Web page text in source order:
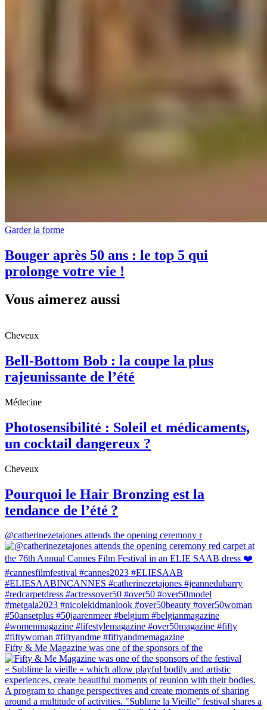
Garder la forme
Bouger après 50 ans : le top 5 qui
prolonge votre vie !
Vous aimerez aussi
Cheveux
Bell-Bottom Bob : la coupe la plus
rajeunissante de l’été
Médecine
Photosensibilité : Soleil et médicaments,
un cocktail dangereux ?
Cheveux
Pourquoi le Hair Bronzing est la
tendance de l’été ?
@catherinezetajones attends the opening ceremony r
Fifty & Me Magazine was one of the sponsors of the